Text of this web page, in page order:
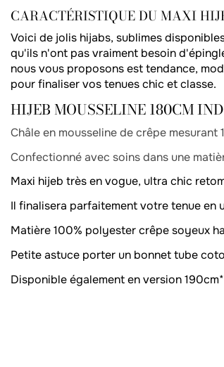
CARACTÉRISTIQUE DU MAXI
Voici de jolis hijabs, sublimes
qu'ils n'ont pas vraiment besoin
nous vous proposons est tendance,
pour finaliser vos tenues chic et classe.
HIJEB MOUSSELINE 180CM
Châle en mousseline de crêpe mesurant
Confectionné avec soins dans une
Maxi hijeb très en vogue, ultra chic
Il finalisera parfaitement votre tenue en
Matière 100% polyester crêpe soyeux
Petite astuce porter un bonnet tube
Disponible également en version